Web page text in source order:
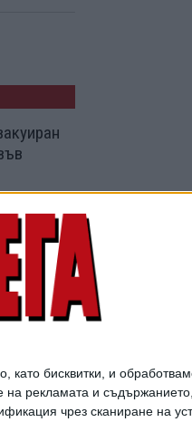
бисквитки, и
рекламата и съдържанието,
чрез сканиране на
хъб на